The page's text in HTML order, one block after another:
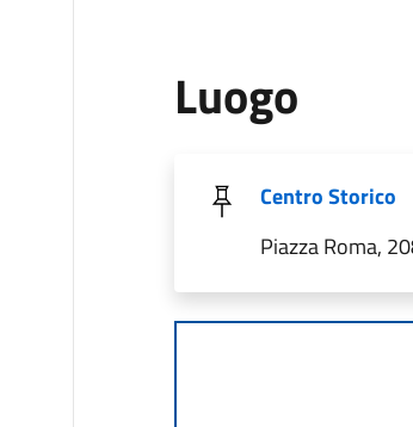
Luogo
Centro Storico
Piazza Roma,